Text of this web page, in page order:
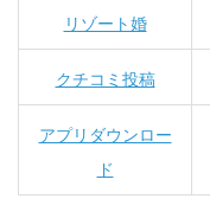
リゾート婚
クチコミ投稿
アプリダウンロー
ド